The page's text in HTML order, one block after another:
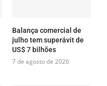
Balança comercial de
julho tem superávit de
US$ 7 bilhões
7 de agosto de 2026